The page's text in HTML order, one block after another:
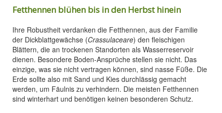
Fetthennen blühen bis in den Herbst hinein
Ihre Robustheit verdanken die Fetthennen, aus der Familie
der Dickblattgewächse (Crassulaceare) den fleischigen
Blättern, die an trockenen Standorten als Wasserreservoir
dienen. Besondere Boden-Ansprüche stellen sie nicht. Das
einzige, was sie nicht vertragen können, sind nasse Füße. Die
Erde sollte also mit Sand und Kies durchlässig gemacht
werden, um Fäulnis zu verhindern. Die meisten Fetthennen
sind winterhart und benötigen keinen besonderen Schutz.